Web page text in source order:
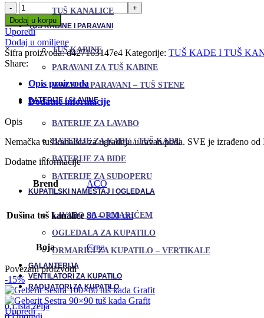
TUŠ KANALICE
TUŠ KABINE I PARAVANI
TUŠ KABINE
PARAVANI ZA TUŠ KABINE
WALK IN PARAVANI – TUŠ STENE
BATERIJE / SLAVINE
BATERIJE ZA LAVABO
BATERIJE ZA KADU / TUŠ KADU
BATERIJE ZA BIDE
BATERIJE ZA SUDOPERU
KUPATILSKI NAMEŠTAJ I OGLEDALA
LAVABO SA ORMARIĆEM
OGLEDALA ZA KUPATILO
ORMARIĆI ZA KUPATILO – VERTIKALE
GALANTERIJA
VENTILATORI ZA KUPATILO
RADIJATORI ZA KUPATILO
0Lista želja
Tuš
kanalica
Crna
ACO
BlackLine
-
98,5
cm
količina
Dodaj u korpu
Uporedi
Dodaj u omiljene
Šifra proizvoda:d427163147e4 Kategorije: TUŠ KADE I TUŠ
Share:
Opis proizvoda
Dodatne informacije
Opis
Nemačka tuš kanalica za ugradnju u ravan poda. SVE je izrađeno
Dodatne informacije
Brend ACO
Dušina tuš kanalice 80 – 100 cm
Boja Crna
Povezani proizvodi
-15%
Uporedi